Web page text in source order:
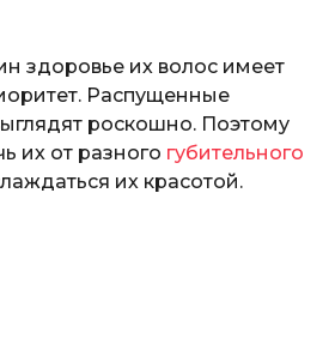
здоровье их волос имеет
Распущенные
роскошно. Поэтому
их от разного губительного
их красотой.